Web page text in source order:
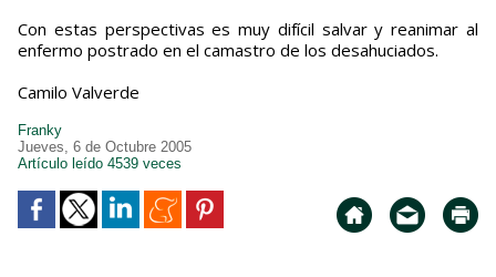
Con estas perspectivas es muy difícil salvar y reanimar al
enfermo postrado en el camastro de los desahuciados.
Camilo Valverde
Franky
Jueves, 6 de Octubre 2005
Artículo leído 4539 veces